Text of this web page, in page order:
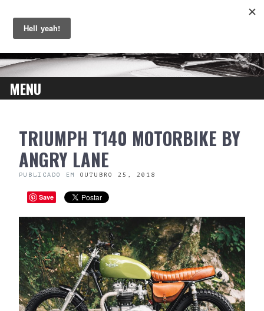
MENU
CONTENTTRIUMPH T140 MOTORBIKE BY
ANGRY LANE
PUBLICADO EM OUTUBRO 25, 2018
Save